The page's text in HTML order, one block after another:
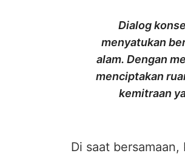
Dialog
menyatukan
alam. Dengan
menciptakan
kemitraan
Di saat